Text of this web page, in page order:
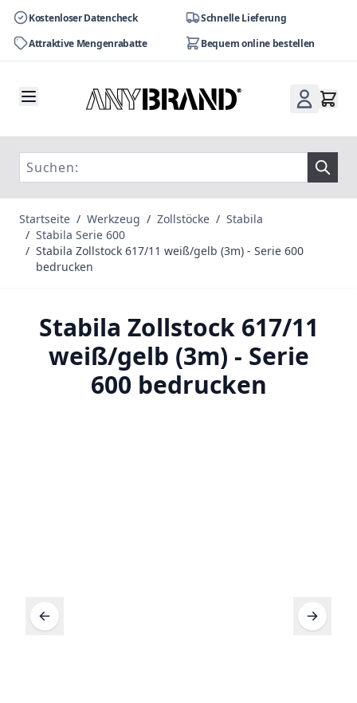
Kostenloser Datencheck
Schnelle Lieferung
Attraktive Mengenrabatte
Bequem online bestellen
Startseite / Werkzeug / Zollstöcke / Stabila
/ Stabila Serie 600
/ Stabila Zollstock 617/11 weiß/gelb (3m) - Serie 600
bedrucken
Stabila Zollstock 617/11
weiß/gelb (3m) - Serie
600 bedrucken